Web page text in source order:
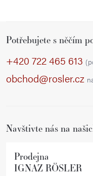
Potřebujete s něčím
+420 722 465 613
obchod@rosler.cz
Navštivte nás na
Prodejna
IGNAZ RÖSLER